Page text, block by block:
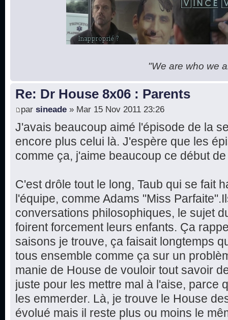
"We are who we
Re: Dr House 8x06 : Parents
par sineade » Mar 15 Nov 2011 23:26
J'avais beaucoup aimé l'épisode de la
encore plus celui là. J'espère que les
comme ça, j'aime beaucoup ce début
C'est drôle tout le long, Taub qui se fait
l'équipe, comme Adams "Miss
conversations philosophiques, le sujet
foirent forcement leurs enfants. Ça
saisons je trouve, ça faisait longtemps
tous ensemble comme ça sur un
manie de House de vouloir tout savoir
juste pour les mettre mal à l'aise, parce
les emmerder. Là, je trouve le House
évolué mais il reste plus ou moins le